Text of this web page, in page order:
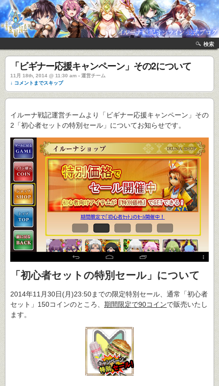
検索
「ビギナー応援キャンペーン」その2について
11月 18th, 2014 @ 11:30 am › 運営チーム
↓ コメントまでスキップ
イルーナ戦記運営チームより「ビギナー応援キャンペーン」その
2「初心者セットの特別セール」についてお知らせです。
「初心者セットの特別セール」について
2014年11月30日(月)23:50までの限定特別セール、通常「初心者
セット」150コインのところ、 期間限定で90コインで販売いたし
ます。